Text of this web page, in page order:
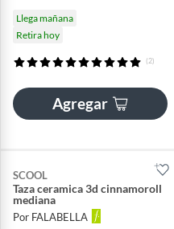
Llega mañana
Retira hoy
(2)
Agregar
SCOOL
Taza ceramica 3d cinnamoroll
mediana
Por FALABELLA